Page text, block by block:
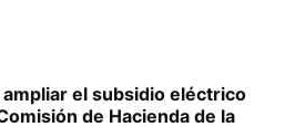
el subsidio eléctrico
de Hacienda de la